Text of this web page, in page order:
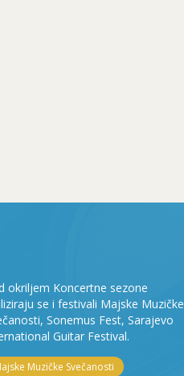
okriljem Koncertne sezone
se i festivali Majske Muzičke
Sonemus Fest, Sarajevo
Guitar Festival.
Muzičke Svečanosti